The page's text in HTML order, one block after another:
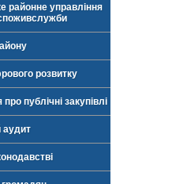
районне управління
розвитку
про публічні закупівлі
аудит